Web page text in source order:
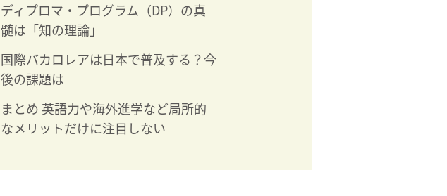
ディプロマ・プログラム（DP）の真
髄は「知の理論」
国際バカロレアは日本で普及する？今
後の課題は
まとめ 英語力や海外進学など局所的
なメリットだけに注目しない